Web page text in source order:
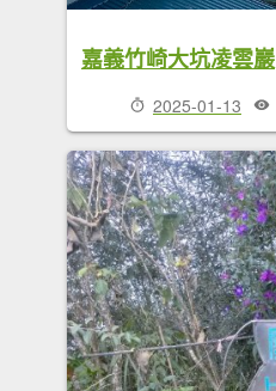
嘉義竹崎大坑凌雲巖
2025-01-13